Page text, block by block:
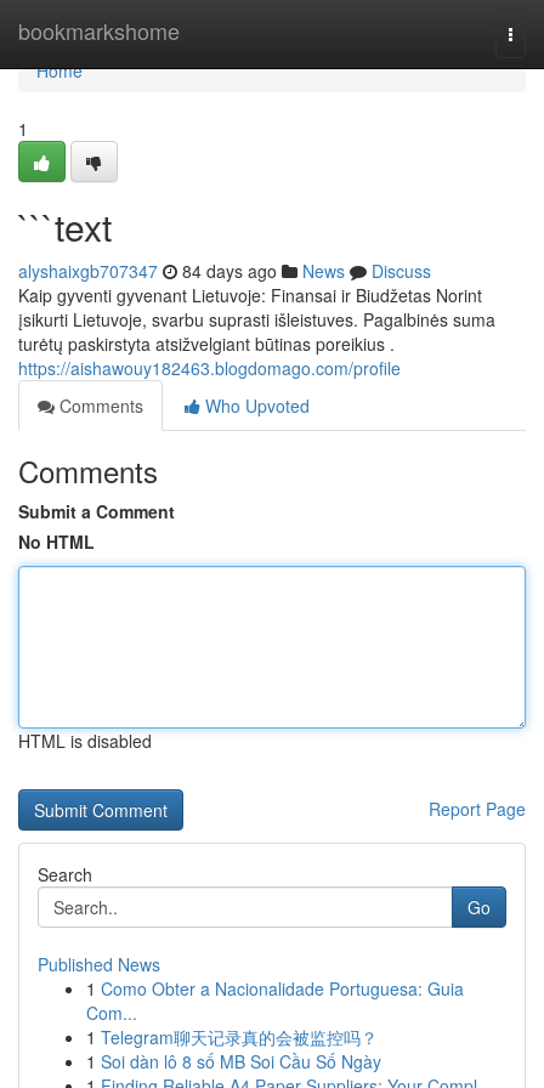
bookmarkshome
Home
Home
1
```text
alyshaixgb707347 84 days ago News
Discuss
Kaip gyventi gyvenant Lietuvoje: Finansai ir Biudžetas Norint
įsikurti Lietuvoje, svarbu suprasti išleistuves. Pagalbinės suma
turėtų paskirstyta atsižvelgiant būtinas poreikius .
https://aishawouy182463.blogdomago.com/profile
Comments
Who Upvoted
Comments
Submit a Comment
No HTML
HTML is disabled
Report Page
Search
Go
Published News
1 Como Obter a Nacionalidade Portuguesa: Guia
Com...
1 Telegram聊天记录真的会被监控吗？
1 Soi dàn lô 8 số MB Soi Cầu Số Ngày